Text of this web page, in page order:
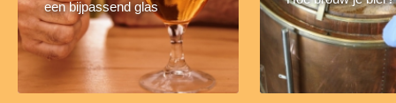
een bijpassend glas